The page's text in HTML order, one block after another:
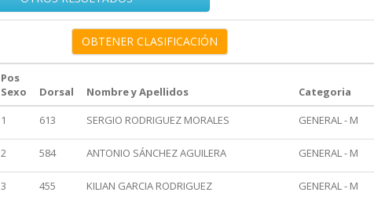
Pos
Sexo
Dorsal Nombre y Apellidos Categoria
1 613 SERGIO RODRIGUEZ MORALES GENERAL - M
2 584 ANTONIO SÁNCHEZ AGUILERA GENERAL - M
3 455 KILIAN GARCIA RODRIGUEZ GENERAL - M